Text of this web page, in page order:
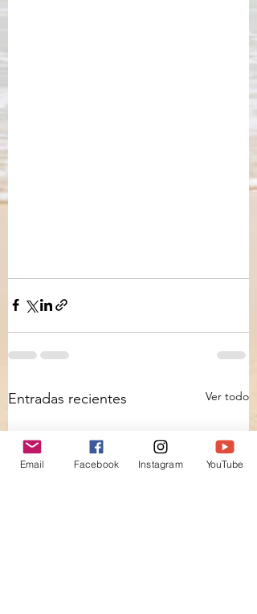
Entradas recientes Ver todo
Email Facebook Instagram YouTube